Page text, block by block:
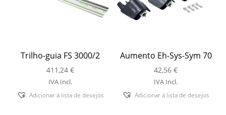
Trilho-guia FS 3000/2
411,24 €
IVA Incl.
Adicionar á lista de desejos
Aumento Eh-Sys-Sym 70
42,56€
IVA Incl.
Adicionar á lista de desejos